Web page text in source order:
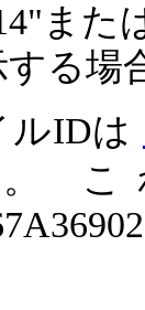
また
する場
ルIDは
こ